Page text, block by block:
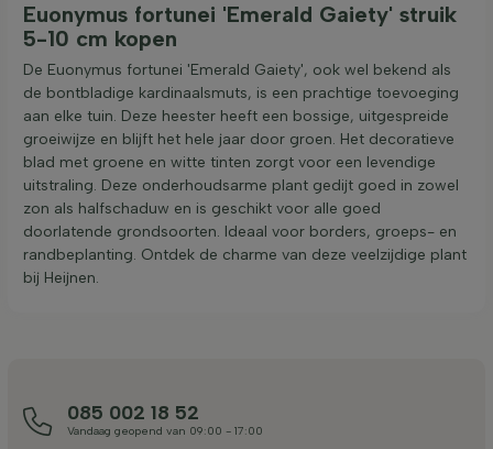
Euonymus fortunei 'Emerald Gaiety' struik
5-10 cm kopen
De Euonymus fortunei 'Emerald Gaiety', ook wel bekend als
de bontbladige kardinaalsmuts, is een prachtige toevoeging
aan elke tuin. Deze heester heeft een bossige, uitgespreide
groeiwijze en blijft het hele jaar door groen. Het decoratieve
blad met groene en witte tinten zorgt voor een levendige
uitstraling. Deze onderhoudsarme plant gedijt goed in zowel
zon als halfschaduw en is geschikt voor alle goed
doorlatende grondsoorten. Ideaal voor borders, groeps- en
randbeplanting. Ontdek de charme van deze veelzijdige plant
bij Heijnen.
085 002 18 52
Vandaag geopend van 09:00 - 17:00